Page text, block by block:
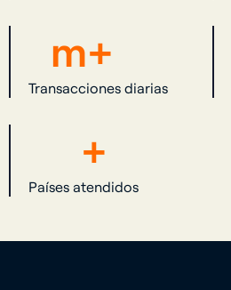
m+
Transacciones diarias
+
Países atendidos